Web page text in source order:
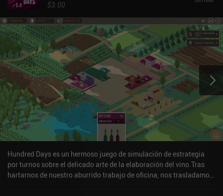
$3.00
Hundred Days es un hermoso juego de simulación de estrategia
por turnos sobre el delicado arte de la elaboración del vino.Tras
hartarnos de nuestro aburrido trabajo de oficina, nos trasladamos